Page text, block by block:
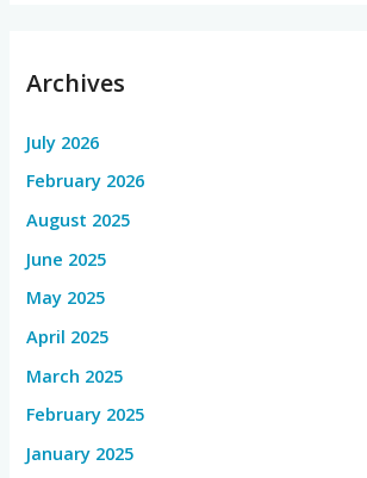
Archives
July 2026
February 2026
August 2025
June 2025
May 2025
April 2025
March 2025
February 2025
January 2025